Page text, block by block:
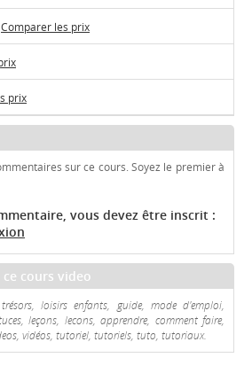
Comparer les prix
prix
sur ce cours. Soyez le premier à
vous devez être inscrit :
ce cours video
loisirs enfants, guide, mode d'emploi,
leçons, lecons, apprendre, comment faire,
vidéos, tutoriel, tutoriels, tuto, tutoriaux.